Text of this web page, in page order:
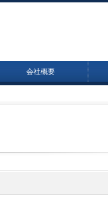
会社概要